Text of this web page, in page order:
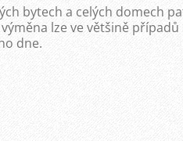
bytech a celých domech
lze ve většině
dne.